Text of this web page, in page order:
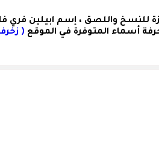
للنسخ واللصق ، إسم ابيلين فري
أسماء المتوفرة في الموقع (